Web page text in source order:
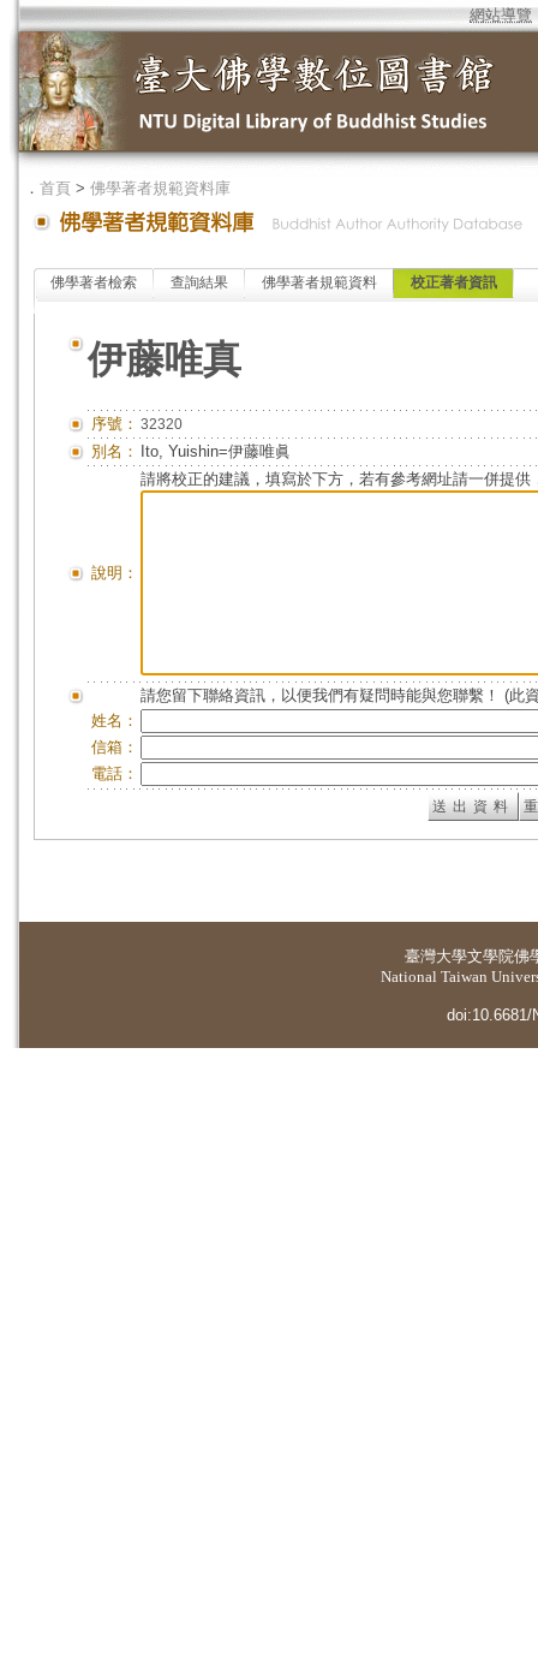
網站導覽
． 首頁 > 佛學著者規範資料庫
佛學著者檢索 查詢結果 佛學著者規範資料 校正著者資訊
伊藤唯真
序號： 32320
別名： Ito, Yuishin=伊藤唯眞
說明：
請將校正的建議，填寫於下方，若有參考網址請一併提供
請您留下聯絡資訊，以便我們有疑問時能與您聯繫！ (此
姓名：
信箱：
電話：
臺灣大學文學院佛
National Taiwan
doi:10.6681/